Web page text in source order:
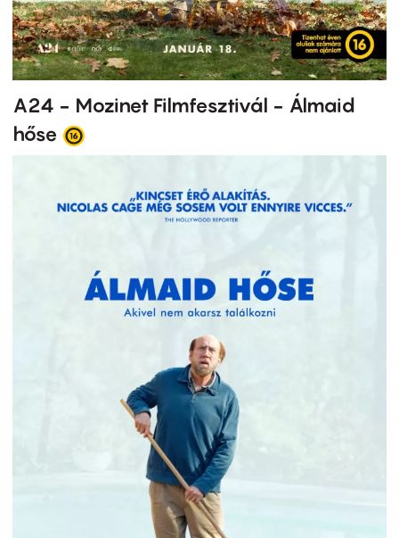
A24 - Mozinet Filmfesztivál - Álmaid
hőse